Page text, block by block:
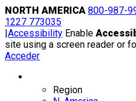
Skip
to
content
NORTH AMERICA 800-987-
1227 773035
|Accessibility Enable
site using a screen reader or
Acceder
Region